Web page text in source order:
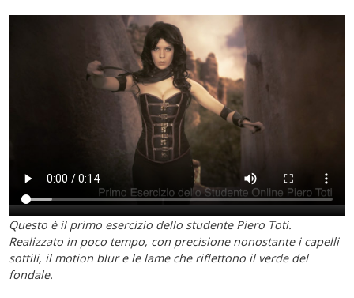
Questo è il primo esercizio dello studente Piero Toti.
Realizzato in poco tempo, con precisione nonostante i capelli
sottili, il motion blur e le lame che riflettono il verde del
fondale.